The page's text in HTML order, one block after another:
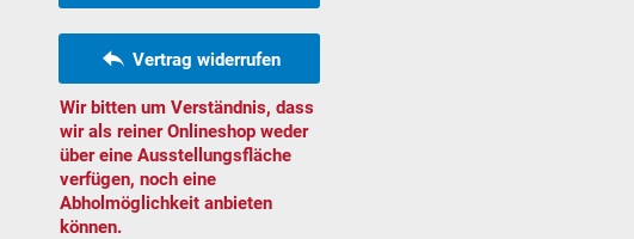
Max. Belastbarkeit: 110 kg.
Filtersystem
SandfilteranlagePOOLSANA
PlusPump 7.
Pumpenspezifikationen:
Vertrag widerrufen
Wir bitten um Verständnis, dass
wir als reiner Onlineshop weder
über eine Ausstellungsfläche
verfügen, noch eine
Abholmöglichkeit anbieten
können.